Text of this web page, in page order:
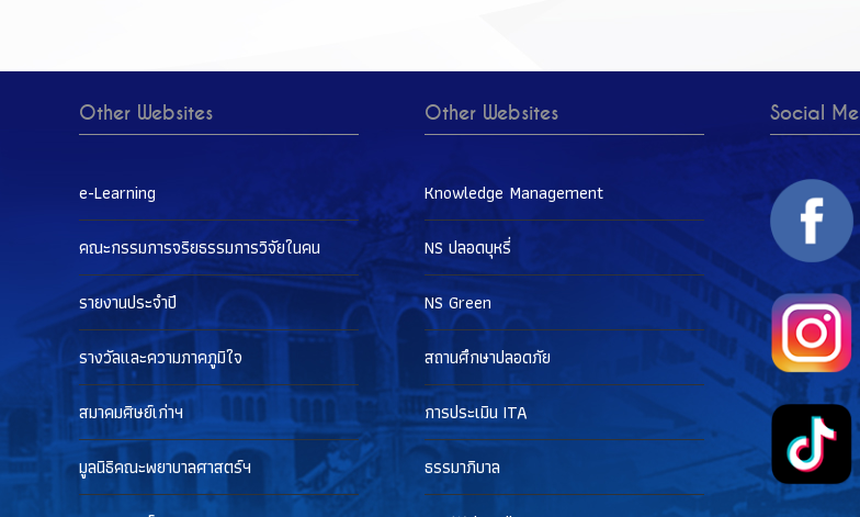
Other Websites
e-Learning
คณะกรรมการจริยธรรมการวิจัยในคน
รายงานประจำปี
รางวัลและความภาคภูมิใจ
สมาคมศิษย์เก่าฯ
มูลนิธิคณะพยาบาลศาสตร์ฯ
Other Websites
Knowledge Management
NS ปลอดบุหรี่
NS Green
สถานศึกษาปลอดภัย
การประเมิน ITA
ธรรมาภิบาล
Social